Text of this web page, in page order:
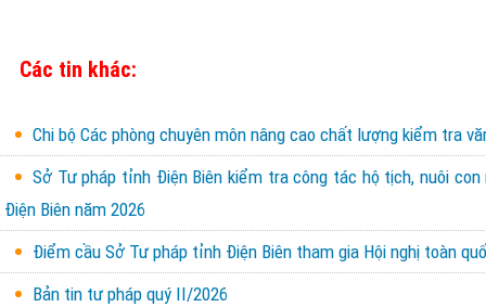
Các tin khác:
Chi bộ Các phòng chuyên môn nâng cao chất lượng kiểm tra
Sở Tư pháp tỉnh Điện Biên kiểm tra công tác hộ tịch, nuôi
Điện Biên năm 2026
Điểm cầu Sở Tư pháp tỉnh Điện Biên tham gia Hội nghị toàn
Bản tin tư pháp quý II/2026